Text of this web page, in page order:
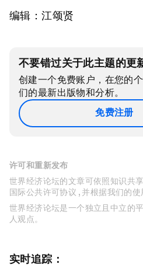
编辑：江颂贤
不要错过关于此主题的更
创建一个免费账户，在您的
们的最新出版物和分析。
免费注册
许可和重新发布
世界经济论坛的文章可依照知识共
国际公共许可协议 , 并根据我们的使
世界经济论坛是一个独立且中立的
人观点。
实时追踪：